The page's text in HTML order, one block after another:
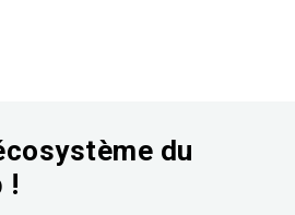
du
!